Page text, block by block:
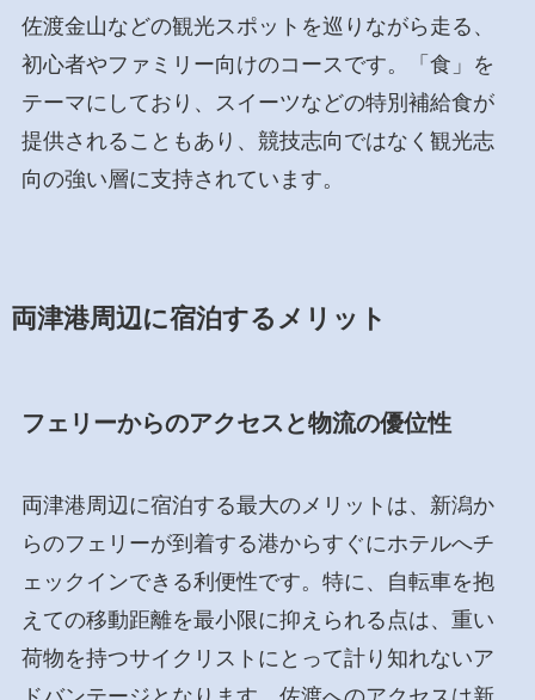
佐渡金山などの観光スポットを巡りながら走る、
初心者やファミリー向けのコースです。「食」を
テーマにしており、スイーツなどの特別補給食が
提供されることもあり、競技志向ではなく観光志
向の強い層に支持されています。
両津港周辺に宿泊するメリット
フェリーからのアクセスと物流の優位性
両津港周辺に宿泊する最大のメリットは、新潟か
らのフェリーが到着する港からすぐにホテルへチ
ェックインできる利便性です。特に、自転車を抱
えての移動距離を最小限に抑えられる点は、重い
荷物を持つサイクリストにとって計り知れないア